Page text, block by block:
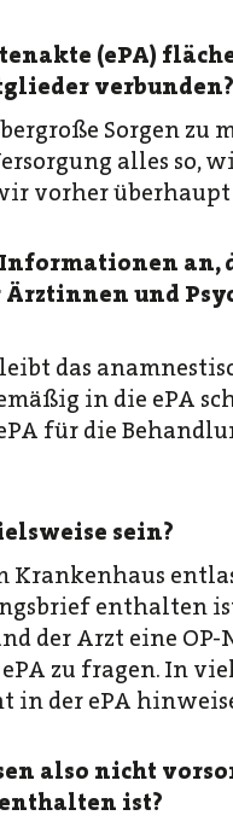
(ePA)
verbunden?
Sorgen zu
alles so,
vorher
an,
und
das
in die ePA
für die
sein?
Krankenhaus
enthalten
der Arzt eine OP-
zu fragen. In
in der ePA
also nicht
ist?